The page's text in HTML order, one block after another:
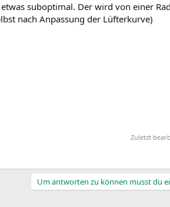
suboptimal. Der wird von einer
nach Anpassung der Lüfterkurve)
Zuletzt
Um antworten zu können musst du